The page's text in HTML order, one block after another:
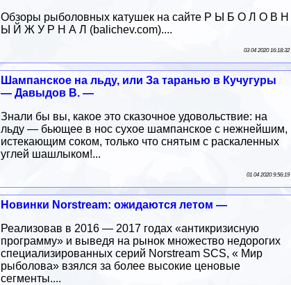
Обзоры рыболовных катушек на сайте Р Ы Б О Л О В Н
Ы Й Ж У Р Н А Л (balichev.com)....
03 04 2020 16:18:32
Шампанское на льду, или За таранью в Кучугуры
— Давыдов В. —
Знали бы вы, какое это сказочное удовольствие: на
льду — бьющее в нос сухое шампанское с нежнейшим,
истекающим соком, только что снятым с раскаленных
углей шашлыком!...
01 04 2020 9:56:19
Новинки Norstream: ожидаются летом —
Реализовав в 2016 — 2017 годах «антикризисную
программу» и выведя на рынок множество недорогих
специализированных серий Norstream SCS, « Мир
рыболова» взялся за более высокие ценовые
сегменты....